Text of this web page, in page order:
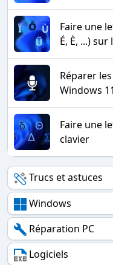
Faire une
É, È, ...)
Réparer
Windows 11
Faire une
clavier
Trucs et astuces
Windows
Réparation PC
Logiciels